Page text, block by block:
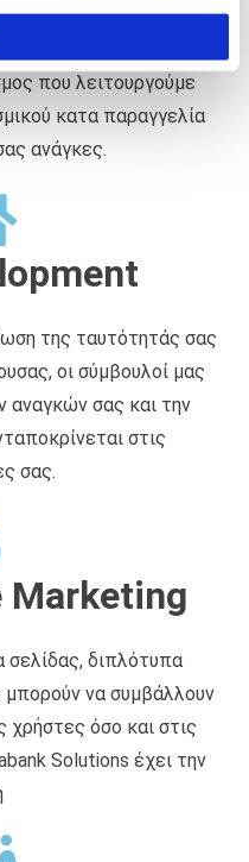
που λειτουργούμε
κατα παραγγελία
ανάγκες.
της ταυτότητάς σας
οι σύμβουλοί μας
αναγκών σας και την
στις
σας.
Marketing
διπλότυπα
μπορούν να συμβάλλουν
χρήστες όσο και στις
Solutions έχει την